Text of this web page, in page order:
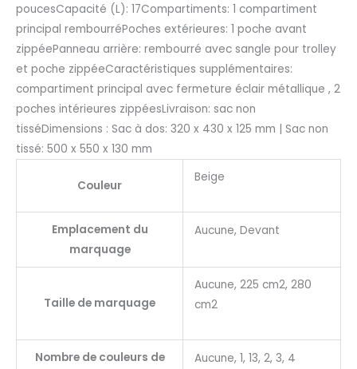
poucesCapacité (L): 17Compartiments: 1 compartiment
principal rembourréPoches extérieures: 1 poche avant
zippéePanneau arrière: rembourré avec sangle pour trolley
et poche zippéeCaractéristiques supplémentaires:
compartiment principal avec fermeture éclair métallique , 2
poches intérieures zippéesLivraison: sac non
tisséDimensions : Sac à dos: 320 x 430 x 125 mm | Sac non
tissé: 500 x 550 x 130 mm
Couleur
Beige
Emplacement du
marquage
Aucune, Devant
Taille de marquage
Aucune, 225 cm2, 280
cm2
Nombre de couleurs de
Aucune, 1, 13, 2, 3, 4